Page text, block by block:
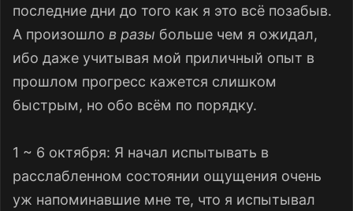
последние дни до того как я это всё позабыв.
А произошло в разы больше чем я ожидал,
ибо даже учитывая мой приличный опыт в
прошлом прогресс кажется слишком
быстрым, но обо всём по порядку.
1 ~ 6 октября: Я начал испытывать в
расслабленном состоянии ощущения очень
уж напоминавшие мне те, что я испытывал